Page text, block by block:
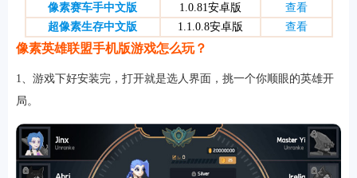
像素赛车手中文版
1.0.81安卓版
查看
超像素生存中文版
1.1.0.8安卓版 查看
像素英雄联盟手机版游戏怎么玩？
1、游戏下好安装完，打开就是选人界面，挑一个你顺眼的英雄开
局。